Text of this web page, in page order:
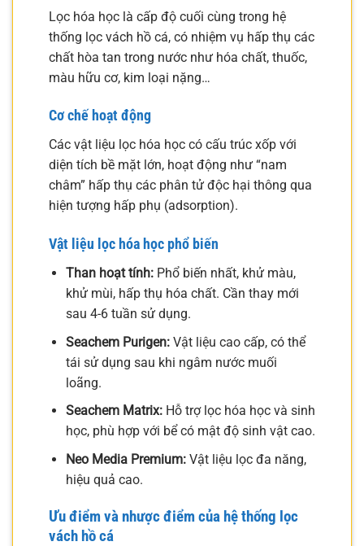
Lọc hóa học là cấp độ cuối cùng trong hệ
thống lọc vách hồ cá, có nhiệm vụ hấp thụ các
chất hòa tan trong nước như hóa chất, thuốc,
màu hữu cơ, kim loại nặng…
Cơ chế hoạt động
Các vật liệu lọc hóa học có cấu trúc xốp với
diện tích bề mặt lớn, hoạt động như “nam
châm” hấp thụ các phân tử độc hại thông qua
hiện tượng hấp phụ (adsorption).
Vật liệu lọc hóa học phổ biến
Than hoạt tính:Phổ biến nhất, khử màu,
khử mùi, hấp thụ hóa chất. Cần thay mới
sau 4-6 tuần sử dụng.
Seachem Purigen:Vật liệu cao cấp, có thể
tái sử dụng sau khi ngâm nước muối
loãng.
Seachem Matrix:Hỗ trợ lọc hóa học và sinh
học, phù hợp với bể có mật độ sinh vật cao.
Neo Media Premium:Vật liệu lọc đa năng,
hiệu quả cao.
Ưu điểm và nhược điểm của hệ thống lọc
vách hồ cá